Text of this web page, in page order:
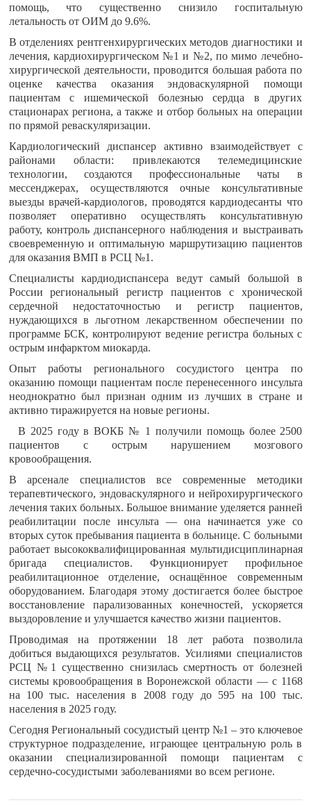
помощь, что существенно снизило госпитальную
летальность от ОИМ до 9.6%.
В отделениях рентгенхирургических методов диагностики и
лечения, кардиохирургическом №1 и №2, по мимо лечебно-
хирургической деятельности, проводится большая работа по
оценке качества оказания эндоваскулярной помощи
пациентам с ишемической болезнью сердца в других
стационарах региона, а также и отбор больных на операции
по прямой реваскуляризации.
Кардиологический диспансер активно взаимодействует с
районами области: привлекаются телемедицинские
технологии, создаются профессиональные чаты в
мессенджерах, осуществляются очные консультативные
выезды врачей-кардиологов, проводятся кардиодесанты что
позволяет оперативно осуществлять консультативную
работу, контроль диспансерного наблюдения и выстраивать
своевременную и оптимальную маршрутизацию пациентов
для оказания ВМП в РСЦ №1.
Специалисты кардиодиспансера ведут самый большой в
России региональный регистр пациентов с хронической
сердечной недостаточностью и регистр пациентов,
нуждающихся в льготном лекарственном обеспечении по
программе БСК, контролируют ведение регистра больных с
острым инфарктом миокарда.
Опыт работы регионального сосудистого центра по
оказанию помощи пациентам после перенесенного инсульта
неоднократно был признан одним из лучших в стране и
активно тиражируется на новые регионы.
В 2025 году в ВОКБ № 1 получили помощь более 2500
пациентов с острым нарушением мозгового
кровообращения.
В арсенале специалистов все современные методики
терапевтического, эндоваскулярного и нейрохирургического
лечения таких больных. Большое внимание уделяется ранней
реабилитации после инсульта — она начинается уже со
вторых суток пребывания пациента в больнице. С больными
работает высококвалифицированная мультидисциплинарная
бригада специалистов. Функционирует профильное
реабилитационное отделение, оснащённое современным
оборудованием. Благодаря этому достигается более быстрое
восстановление парализованных конечностей, ускоряется
выздоровление и улучшается качество жизни пациентов.
Проводимая на протяжении 18 лет работа позволила
добиться выдающихся результатов. Усилиями специалистов
РСЦ №1 существенно снизилась смертность от болезней
системы кровообращения в Воронежской области — с 1168
на 100 тыс. населения в 2008 году до 595 на 100 тыс.
населения в 2025 году.
Сегодня Региональный сосудистый центр №1 – это ключевое
структурное подразделение, играющее центральную роль в
оказании специализированной помощи пациентам с
сердечно-сосудистыми заболеваниями во всем регионе.